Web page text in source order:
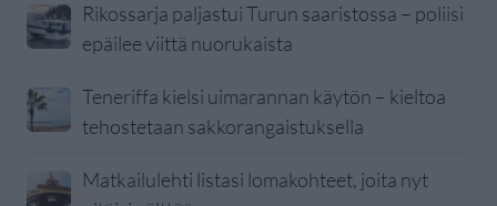
Rikossarja paljastui Turun saaristossa – poliisi
epäilee viittä nuorukaista
Teneriffa kielsi uimarannan käytön – kieltoa
tehostetaan sakkorangaistuksella
Matkailulehti listasi lomakohteet, joita nyt